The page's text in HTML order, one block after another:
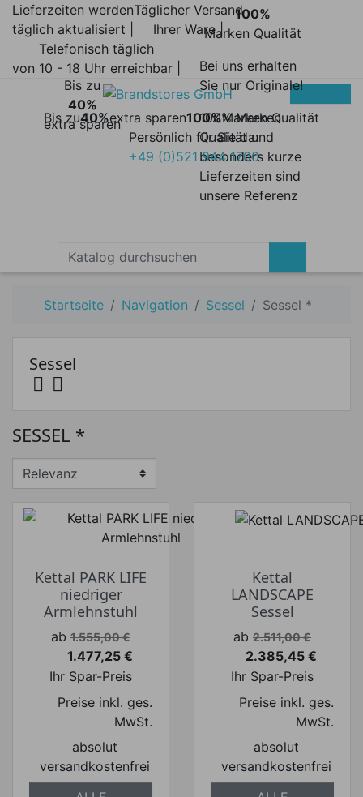
Lieferzeiten werden
täglich aktualisiert |
Täglicher Versand
Ihrer Ware |
Telefonisch täglich
von 10 - 18 Uhr erreichbar |
Bis zu40%extra sparen
Bis zu
40%
extra sparen
100%Marken Qualität
100%
Marken Qualität
Bei uns erhalten
Sie nur Originale!
100% Marken
Qualität und
besonders kurze
Lieferzeiten sind
unsere Referenz
Persönlich für Sie da:
+49 (0)521 944 1700
Startseite Navigation Sessel Sessel *
Preis von
Sessel
 
SESSEL *
Kettal PARK LIFE
niedriger
Armlehnstuhl
Verkaufspreis
ab 1.555,00 €
Preis
1.477,25 €
Ihr Spar-Preis
Preise inkl. ges.
MwSt.
absolut
versandkostenfrei
Kettal
LANDSCAPE
Sessel
Verkaufspreis
ab 2.511,00 €
Preis
2.385,45 €
Ihr Spar-Preis
Preise inkl. ges.
MwSt.
absolut
versandkostenfrei